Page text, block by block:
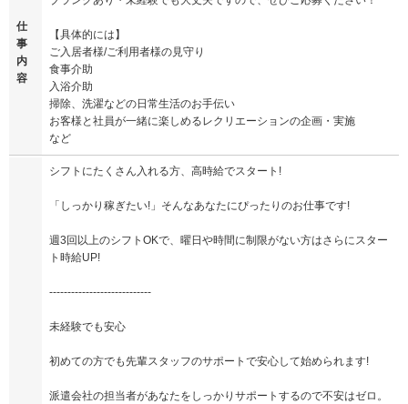
仕
事
内
容
【具体的には】
ご入居者様/ご利用者様の見守り
食事介助
入浴介助
掃除、洗濯などの日常生活のお手伝い
お客様と社員が一緒に楽しめるレクリエーションの企画・実施
など
シフトにたくさん入れる方、高時給でスタート!
「しっかり稼ぎたい!」そんなあなたにぴったりのお仕事です!
週3回以上のシフトOKで、曜日や時間に制限がない方はさらにスター
ト時給UP!
----------------------------
未経験でも安心
初めての方でも先輩スタッフのサポートで安心して始められます!
派遣会社の担当者があなたをしっかりサポートするので不安はゼロ。